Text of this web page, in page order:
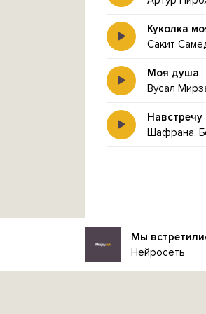
Куколка
Сакит
Моя душа
Вусал
Навстречу
Шафрана,
Нейросеть